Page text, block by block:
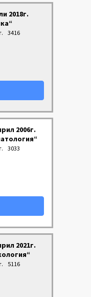
2018г.
3416
2006г.
3033
2021г.
5116